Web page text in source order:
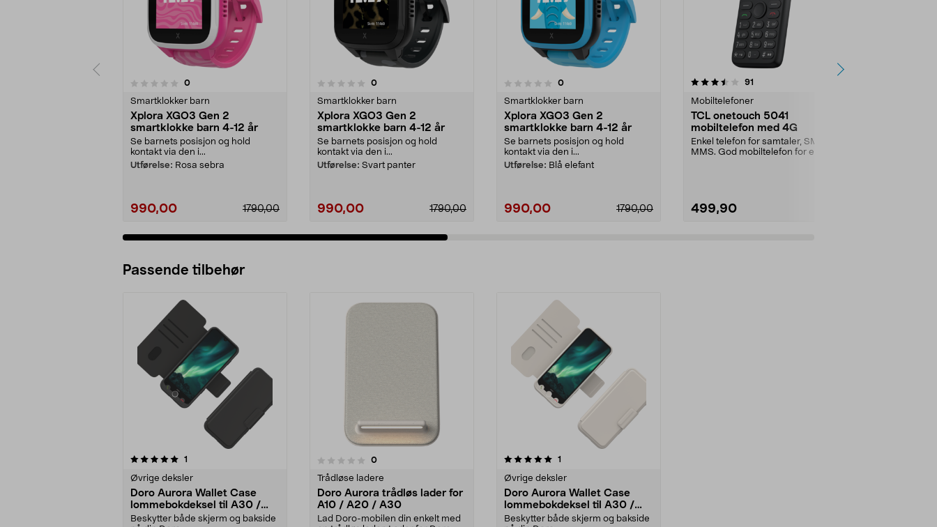
0anmeldelser
Smartklokker barn
Xplora XGO3 Gen 2
smartklokke barn 4-12 år
Se barnets posisjon og hold
kontakt via den i...
Utførelse: Rosa sebra
990,00 1790,00
0.0 av 5 stjerner 0anmeldelser
Smartklokker barn
Xplora XGO3 Gen 2
smartklokke barn 4-12 år
Se barnets posisjon og hold
kontakt via den i...
Utførelse: Svart panter
990,00 1790,00
0.0 av 5 stjerner 0anmeldelser
Smartklokker barn
Xplora XGO3 Gen 2
smartklokke barn 4-12 år
Se barnets posisjon og hold
kontakt via den i...
Utførelse: Blå elefant
990,00 1790,00
3.5 av 5 stjerner 91
Mobiltelefoner
TCL onetouch 5041
mobiltelefon med 4G
Enkel telefon for samtaler, SMS og
MMS. God mobiltelefon for eldre –
499,90
0.0 av 5 stjerner
Passende tilbehør
1
Øvrige deksler
Doro Aurora Wallet Case
lommebokdeksel til A30 /
A31
Beskytter både skjerm og bakside
0.0av 5 stjerner 0anmeldelser
Trådløse ladere
Doro Aurora trådløs lader for
A10 / A20 / A30
Lad Doro-mobilen din enkelt med
5.0av 5 stjerner 1
Øvrige deksler
Doro Aurora Wallet Case
lommebokdeksel til A30 /
A31
Beskytter både skjerm og bakside